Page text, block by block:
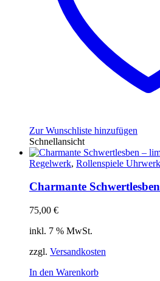
Zur Wunschliste hinzufügen
Schnellansicht
Regelwerk, Rollenspiele
Charmante
75,00 €
inkl. 7 % MwSt.
zzgl. Versandkosten
In den Warenkorb